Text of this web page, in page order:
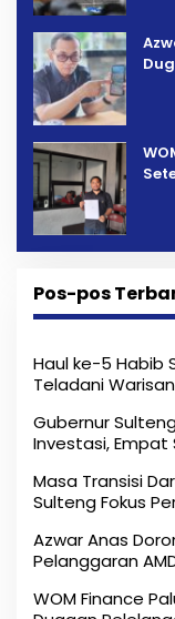
Pos-pos
Haul ke-5 Habib
Teladani
Gubernur
Investasi, Empat
Masa Transisi
Sulteng Fokus
Azwar Anas
Pelanggaran
‎WOM Finance